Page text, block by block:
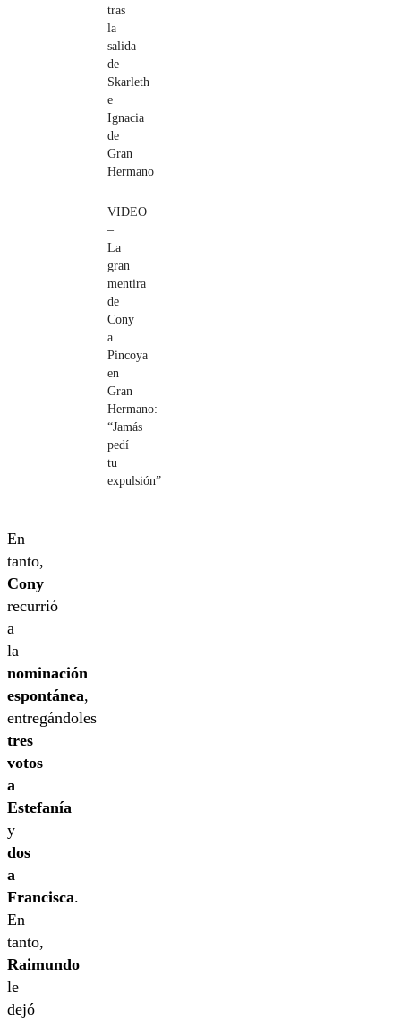
tras
la
salida
de
Skarleth
e
Ignacia
de
Gran
Hermano
VIDEO
–
La
gran
mentira
de
Cony
a
Pincoya
en
Gran
Hermano:
“Jamás
pedí
tu
expulsión”
En
tanto,
Cony
recurrió
a
la
nominación
espontánea,
entregándoles
tres
votos
a
Estefanía
y
dos
a
Francisca.
En
tanto,
Raimundo
le
dejó